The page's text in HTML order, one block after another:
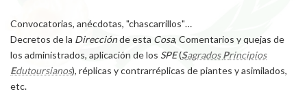
Convocatorias, anécdotas, "chascarrillos"…
Decretos de la Direcciónde esta Cosa, Comentarios y quejas de
los administrados, aplicación de los SPE(SagradosPrincipios
Edutoursianos), réplicas y contrarréplicas de piantes y asimilados,
etc.